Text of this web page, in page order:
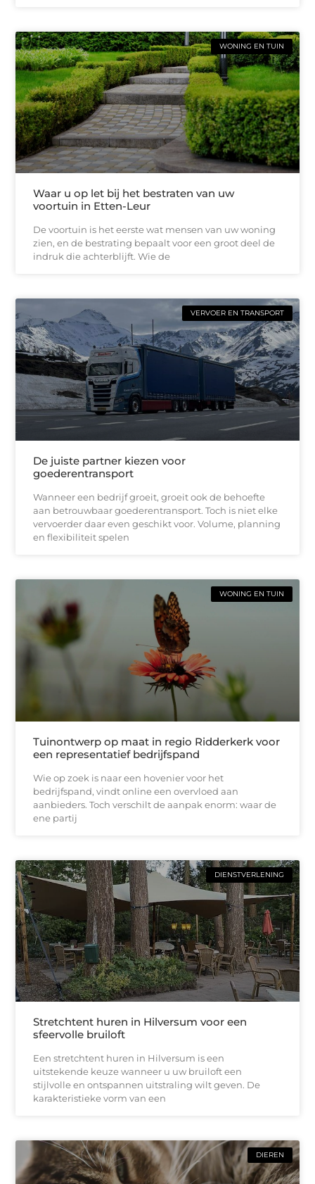
WONING EN TUIN
Waar u op let bij het bestraten van uw
voortuin in Etten-Leur
De voortuin is het eerste wat mensen van uw woning
zien, en de bestrating bepaalt voor een groot deel de
indruk die achterblijft. Wie de
VERVOER EN TRANSPORT
De juiste partner kiezen voor
goederentransport
Wanneer een bedrijf groeit, groeit ook de behoefte
aan betrouwbaar goederentransport. Toch is niet elke
vervoerder daar even geschikt voor. Volume, planning
en flexibiliteit spelen
WONING EN TUIN
Tuinontwerp op maat in regio Ridderkerk voor
een representatief bedrijfspand
Wie op zoek is naar een hovenier voor het
bedrijfspand, vindt online een overvloed aan
aanbieders. Toch verschilt de aanpak enorm: waar de
ene partij
DIENSTVERLENING
Stretchtent huren in Hilversum voor een
sfeervolle bruiloft
Een stretchtent huren in Hilversum is een
uitstekende keuze wanneer u uw bruiloft een
stijlvolle en ontspannen uitstraling wilt geven. De
karakteristieke vorm van een
DIEREN